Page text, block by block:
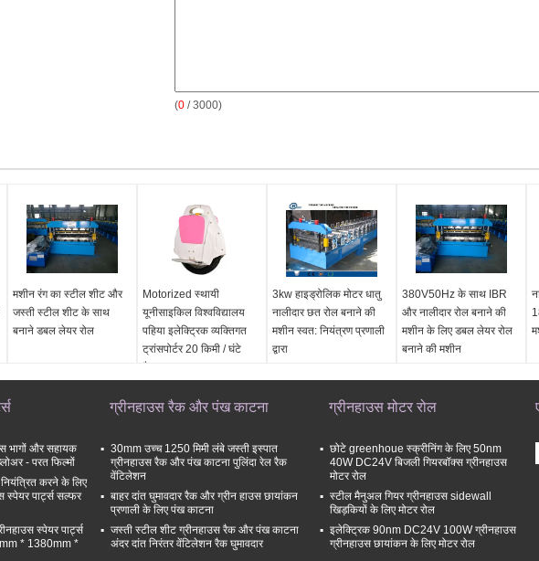
(0 / 3000)
मशीन रंग का स्टील शीट और
जस्ती स्टील शीट के साथ
बनाने डबल लेयर रोल
Motorized स्थायी
यूनीसाइकिल विश्वविद्यालय
पहिया इलेक्ट्रिक व्यक्तिगत
ट्रांसपोर्टर 20 किमी / घंटे
3kw हाइड्रोलिक मोटर धातु
नालीदार छत रोल बनाने की
मशीन स्वत: नियंत्रण प्रणाली
द्वारा
380V50Hz के साथ IBR
और नालीदार रोल बनाने की
मशीन के लिए डबल लेयर रोल
बनाने की मशीन
भागों और सहायक
- परत फिल्मों
करने के लिए
पार्ट्स सल्फर
स्पेयर पार्ट्स
* 1380mm *
ग्रीनहाउस रैक और पंख काटना
30mm उच्च 1250 मिमी लंबे जस्ती इस्पात
ग्रीनहाउस रैक और पंख काटना पुलिंदा रेल रैक
वेंटिलेशन
बाहर दांत घुमावदार रैक और ग्रीन हाउस छायांकन
प्रणाली के लिए पंख काटना
जस्ती स्टील शीट ग्रीनहाउस रैक और पंख काटना
अंदर दांत निरंतर वेंटिलेशन रैक घुमावदार
ग्रीनहाउस मोटर रोल
छोटे greenhoue स्क्रीनिंग के लिए 50nm
40W DC24V बिजली गियरबॉक्स ग्रीनहाउस
मोटर रोल
स्टील मैनुअल गियर ग्रीनहाउस sidewall
खिड़कियों के लिए मोटर रोल
इलेक्ट्रिक 90nm DC24V 100W ग्रीनहाउस
ग्रीनहाउस छायांकन के लिए मोटर रोल